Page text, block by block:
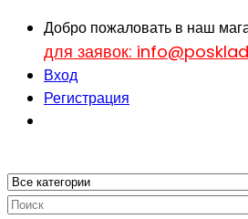
Добро пожаловать в наш
для заявок:
Вход
Регистрация